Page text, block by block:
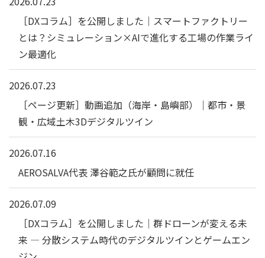
［DXコラム］を公開しました｜スマートファクトリー
とは？シミュレーション×AIで進化する工場の作業ライ
ン最適化
2026.07.23
［ページ更新］動画追加（海岸・島嶼部）｜都市・景
観・広域土木3Dデジタルツイン
2026.07.16
AEROSALVA代表 澤谷範之氏が顧問に就任
2026.07.09
［DXコラム］を公開しました｜群ドローンが変える未
来 ― 分散システム時代のデジタルツインとゲームエン